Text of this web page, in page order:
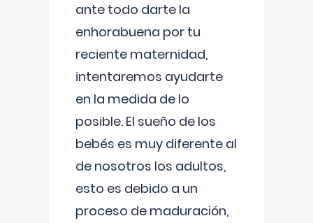
ante todo darte la
enhorabuena por tu
reciente maternidad,
intentaremos ayudarte
en la medida de lo
posible. El sueño de los
bebés es muy diferente al
de nosotros los adultos,
esto es debido a un
proceso de maduración,